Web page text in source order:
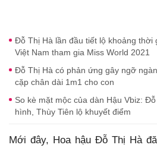
Đỗ Thị Hà lần đầu tiết lộ khoảng thời
Việt Nam tham gia Miss World 2021
Đỗ Thị Hà có phản ứng gây ngỡ
cặp chân dài 1m1 cho con
So kè mặt mộc của dàn Hậu Vbiz:
hình, Thùy Tiên lộ khuyết điểm
Mới đây, Hoa hậu Đỗ Thị Hà